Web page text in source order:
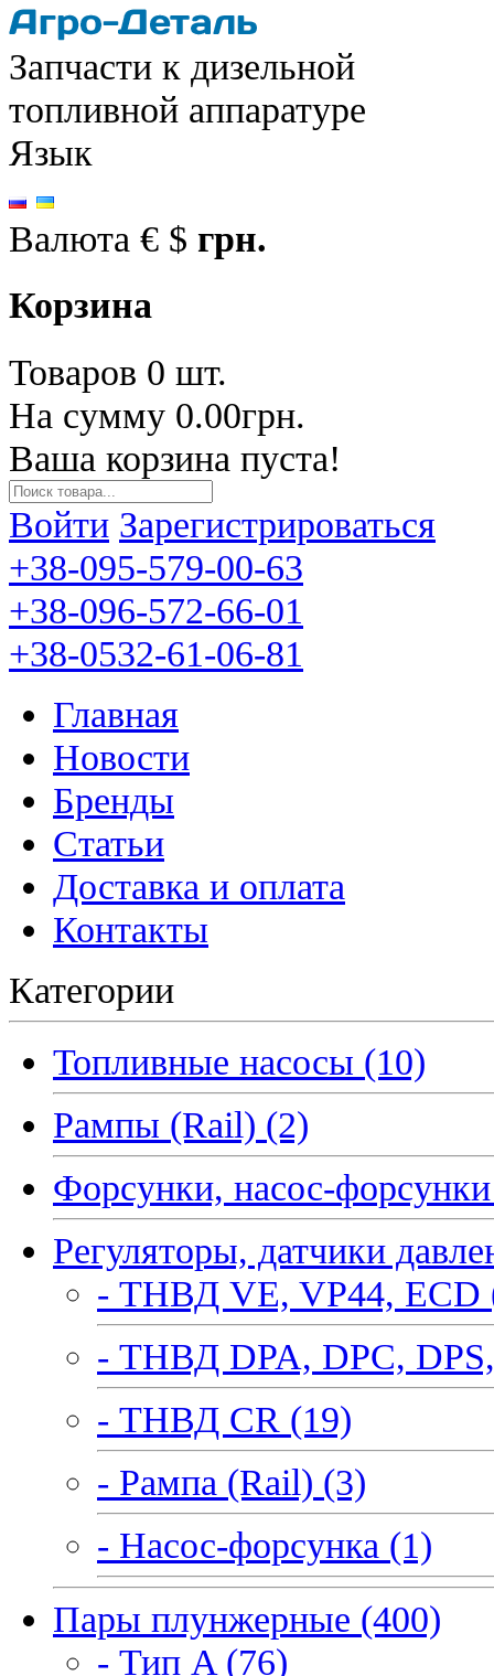
Запчасти к дизельной
топливной аппаратуре
Язык
Валюта € $ грн.
Корзина
Товаров 0 шт.
На сумму 0.00грн.
Ваша корзина пуста!
Войти Зарегистрироваться
+38-095-579-00-63
+38-096-572-66-01
+38-0532-61-06-81
Главная
Новости
Бренды
Статьи
Доставка и оплата
Контакты
Категории
Топливные насосы (10)
Рампы (Rail) (2)
Форсунки, насос-
Регуляторы, датчики
- ТНВД VE, VP44, ECD
- ТНВД DPA, DPC,
- ТНВД CR (19)
- Рампа (Rail) (3)
- Насос-форсунка (1)
Пары плунжерные (400)
- Тип A (76)